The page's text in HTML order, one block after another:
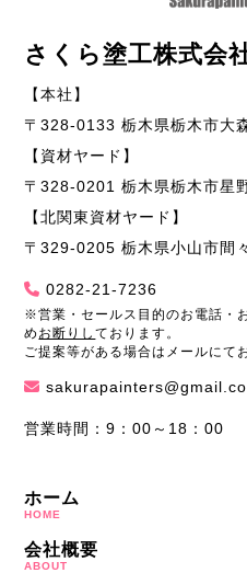
さくら塗工株式会
【本社】
〒328-0133 栃木県栃木市大
【資材ヤード】
〒328-0201 栃木県栃木市星
【北関東資材ヤード】
〒329-0205 栃木県小山市間
0282-21-7236
※営業・セールス目的のお電話・
め お断りしております。
ご提案等がある場合はメールにて
営業時間：9：00～18：00
ホーム
HOME
会社概要
ABOUT